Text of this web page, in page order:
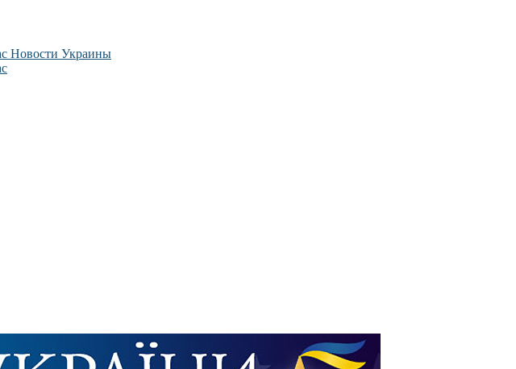
Новости Украины